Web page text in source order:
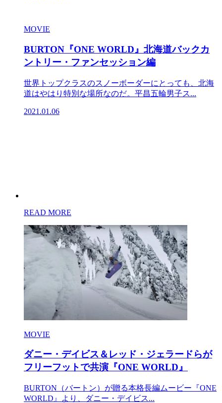
MOVIE
BURTON『ONE WORLD』北海道バックカ
ントリー・ファンセッション編
世界トップクラスのスノーボーダーにとっても、北海
道はやはり特別な場所なのだ。平昌五輪男子ス...
2021.01.06
READ MORE
MOVIE
ダニー・デイビス＆レッド・ジェラードらが
フリーフットで共演『ONE WORLD』
BURTON（バートン）が贈る本格長編ムービー『ONE
WORLD』より、ダニー・デイビス...